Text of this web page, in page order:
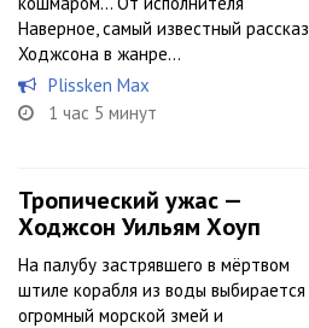
Наверное, самый известный рассказ
Ходжсона в жанре...
Plissken Max
1 час 5 минут
Тропический ужас —
Ходжсон Уильям Хоуп
На палубу застрявшего в мёртвом
штиле корабля из воды выбирается
огромный морской змей и